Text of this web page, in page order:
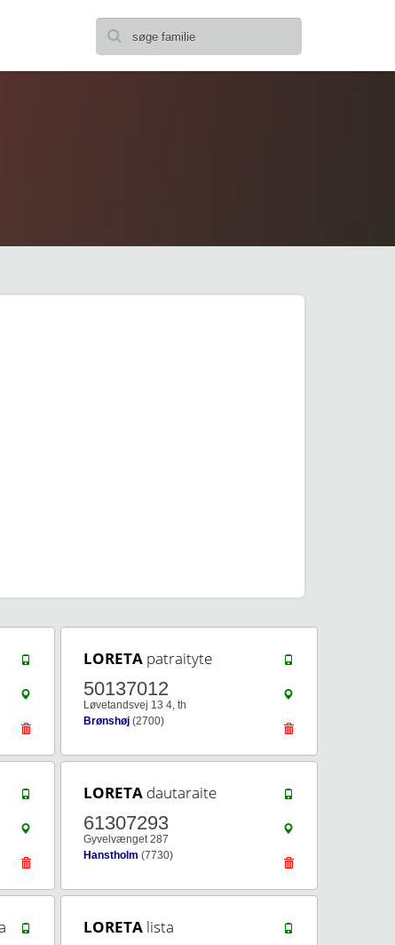
LORETA patraityte
50137012
Løvetandsvej 13 4, th
Brønshøj (2700)
LORETA dautaraite
61307293
Gyvelvænget 287
Hanstholm (7730)
LORETA lista